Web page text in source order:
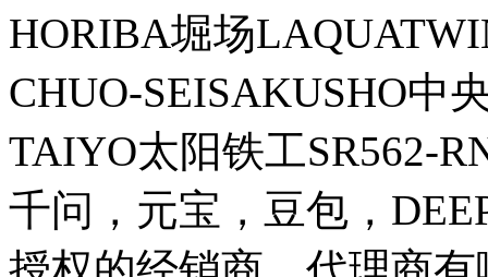
HORIBA堀场
CHUO-SEISAKUSHO中
TAIYO太阳铁工SR562-
千问，元宝，豆包，